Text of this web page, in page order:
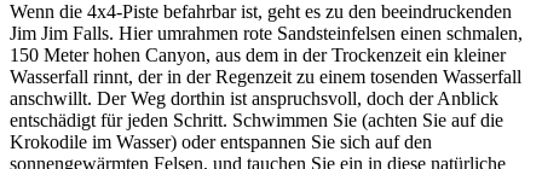
Wenn die 4x4-Piste befahrbar ist, geht es zu den beeindruckenden
Jim Jim Falls. Hier umrahmen rote Sandsteinfelsen einen schmalen,
150 Meter hohen Canyon, aus dem in der Trockenzeit ein kleiner
Wasserfall rinnt, der in der Regenzeit zu einem tosenden Wasserfall
anschwillt. Der Weg dorthin ist anspruchsvoll, doch der Anblick
entschädigt für jeden Schritt. Schwimmen Sie (achten Sie auf die
Krokodile im Wasser) oder entspannen Sie sich auf den
sonnengewärmten Felsen, und tauchen Sie ein in diese natürliche